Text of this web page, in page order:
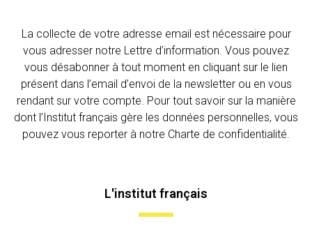
La collecte de votre adresse email est nécessaire pour
vous adresser notre Lettre d’information. Vous pouvez
vous désabonner à tout moment en cliquant sur le lien
présent dans l’email d’envoi de la newsletter ou en vous
rendant sur votre compte. Pour tout savoir sur la manière
dont l’Institut français gère les données personnelles, vous
pouvez vous reporter à notre Charte de confidentialité.
L'institut français